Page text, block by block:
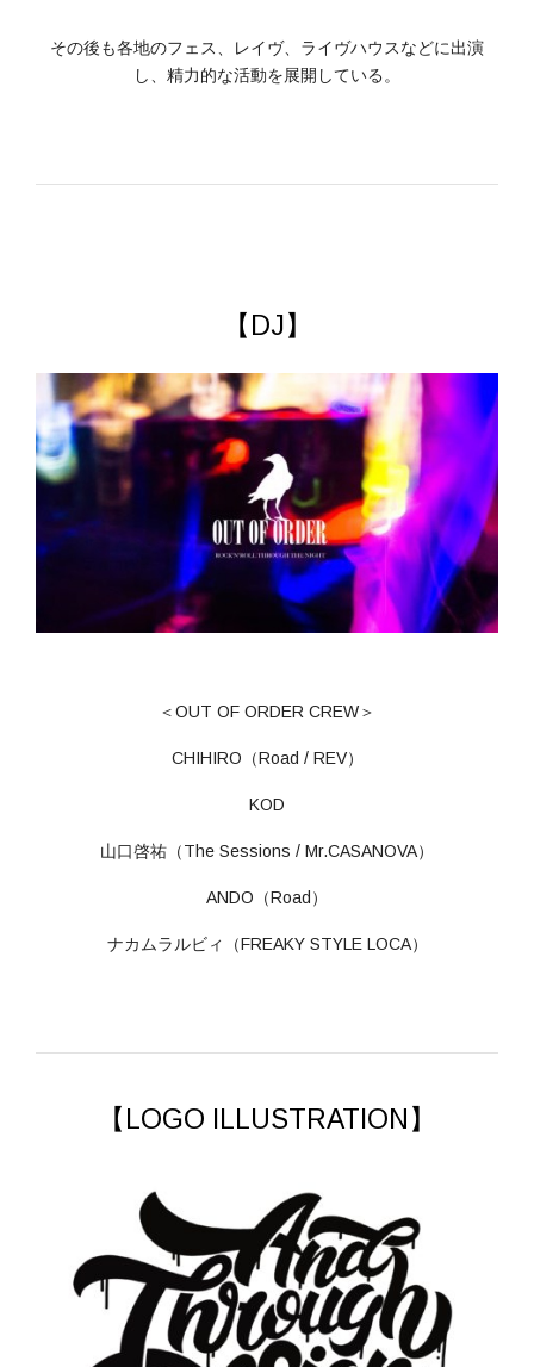
その後も各地のフェス、レイヴ、ライヴハウスなどに出演
し、精力的な活動を展開している。
【DJ】
＜OUT OF ORDER CREW＞
CHIHIRO（Road / REV）
KOD
山口啓祐（The Sessions / Mr.CASANOVA）
ANDO（Road）
ナカムラルビィ（FREAKY STYLE LOCA）
【LOGO ILLUSTRATION】